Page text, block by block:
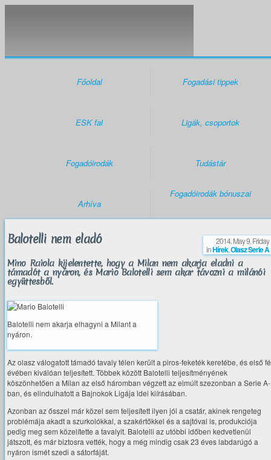
Főoldal Fogadási tippek
ESK fal Ligák, csoportok
Fogadóirodák Tudástár
Arhíva
Fogadóirodák bónuszai
Balotelli nem eladó
2014. May 9. Friday
inHírek,Olasz Serie A
Mino Raiola kijelentette, hogy a Milan nem akarja eladni a
támadót a nyáron, és Mario Balotelli sem akar távozni a milánói
együttesből.
Balotelli nem akarja elhagyni a Milant a
nyáron.
Az olasz válogatott támadó tavaly télen került a piros-feketék keretébe, és első
évében kiválóan teljesített. Többek között Balotelli teljesítményének
köszönhetően a Milan az első háromban végzett az elmúlt szezonban a Serie A-
ban, és elindulhatott a Bajnokok Ligája idei kiírásában.
Azonban az ősszel már közel sem teljesített ilyen jól a csatár, akinek rengeteg
problémája akadt a szurkolókkal, a szakértőkkel és a sajtóval is, produkciója
pedig meg sem közelítette a tavalyit. Balotelli az utóbbi időben kedvetlenül
játszott, és már biztosra vették, hogy a még mindig csak 23 éves labdarúgó a
nyáron ismét szedi a sátorfáját.